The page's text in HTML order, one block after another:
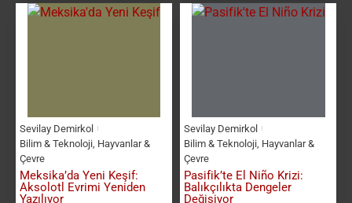
Sevilay Demirkol
Bilim & Teknoloji Hayvanlar &
Çevre
Meksika’da Yeni Keşif:
Aksolotl Evrimi Yeniden
Yazılıyor
Sevilay Demirkol
Bilim & Teknoloji Hayvanlar &
Çevre
Pasifik’te El Niño Krizi:
Balıkçılıkta Dengeler
Değişiyor